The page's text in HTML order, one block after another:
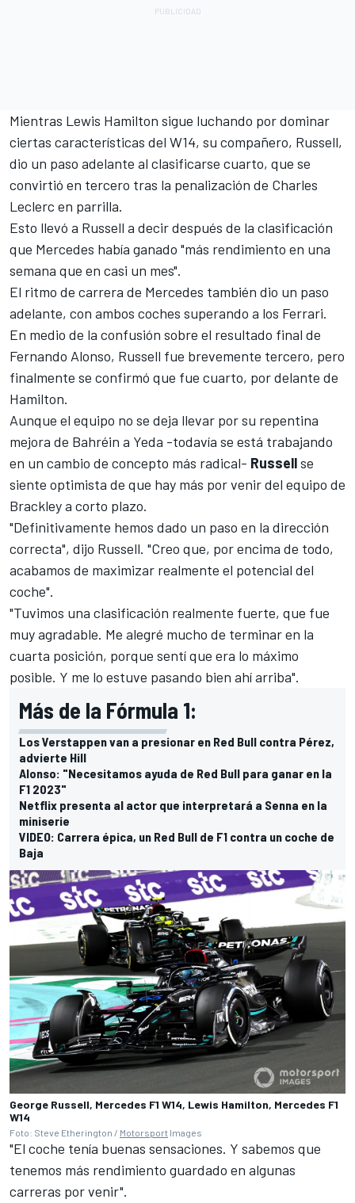
Mientras Lewis Hamilton sigue luchando por dominar
ciertas características del W14, su compañero, Russell,
dio un paso adelante al clasificarse cuarto, que se
convirtió en tercero tras la penalización de Charles
Leclerc en parrilla.
Esto llevó a Russell a decir después de la clasificación
que Mercedes había ganado "más rendimiento en una
semana que en casi un mes".
El ritmo de carrera de Mercedes también dio un paso
adelante, con ambos coches superando a los Ferrari.
En medio de la confusión sobre el resultado final de
Fernando Alonso, Russell fue brevemente tercero, pero
finalmente se confirmó que fue cuarto, por delante de
Hamilton.
Aunque el equipo no se deja llevar por su repentina
mejora de Bahréin a Yeda -todavía se está trabajando
en un cambio de concepto más radical- Russellse
siente optimista de que hay más por venir del equipo de
Brackley a corto plazo.
"Definitivamente hemos dado un paso en la dirección
correcta", dijo Russell. "Creo que, por encima de todo,
acabamos de maximizar realmente el potencial del
coche".
"Tuvimos una clasificación realmente fuerte, que fue
muy agradable. Me alegré mucho de terminar en la
cuarta posición, porque sentí que era lo máximo
posible. Y me lo estuve pasando bien ahí arriba".
Más de la Fórmula 1:
Los Verstappen van a presionar en Red Bull contra Pérez,
advierte Hill
Alonso: "Necesitamos ayuda de Red Bull para ganar en la
F1 2023"
Netflix presenta al actor que interpretará a Senna en la
miniserie
VIDEO: Carrera épica, un Red Bull de F1 contra un coche de
Baja
George Russell, Mercedes F1 W14, Lewis Hamilton, Mercedes F1
W14
Foto: Steve Etherington / Motorsport Images
"El coche tenía buenas sensaciones. Y sabemos que
tenemos más rendimiento guardado en algunas
carreras por venir".